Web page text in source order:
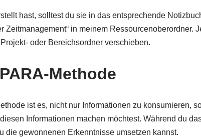
hast, solltest du sie in das entsprechende
Zeitmanagement“ in meinem Ressourcenoberordner.
oder Bereichsordner verschieben.
Methode
ist es, nicht nur Informationen zu konsumieren,
Informationen machen möchtest. Während du
die gewonnenen Erkenntnisse umsetzen kannst.